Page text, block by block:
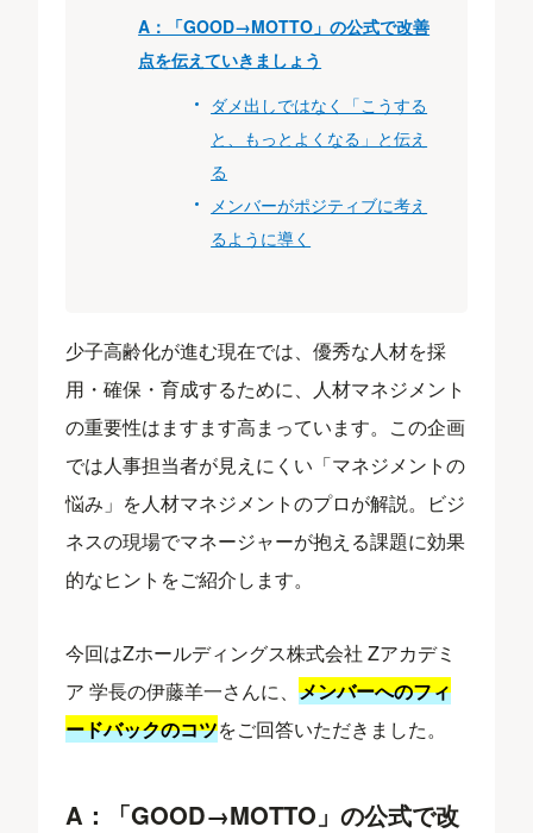
A：「GOOD→MOTTO」の公式で改善
点を伝えていきましょう
ダメ出しではなく「こうする
と、もっとよくなる」と伝え
る
メンバーがポジティブに考え
るように導く
少子高齢化が進む現在では、優秀な人材を採
用・確保・育成するために、人材マネジメント
の重要性はますます高まっています。この企画
では人事担当者が見えにくい「マネジメントの
悩み」を人材マネジメントのプロが解説。ビジ
ネスの現場でマネージャーが抱える課題に効果
的なヒントをご紹介します。
今回はZホールディングス株式会社 Zアカデミ
ア 学長の伊藤羊一さんに、メンバーへのフィ
ードバックのコツをご回答いただきました。
A：「GOOD→MOTTO」の公式で改